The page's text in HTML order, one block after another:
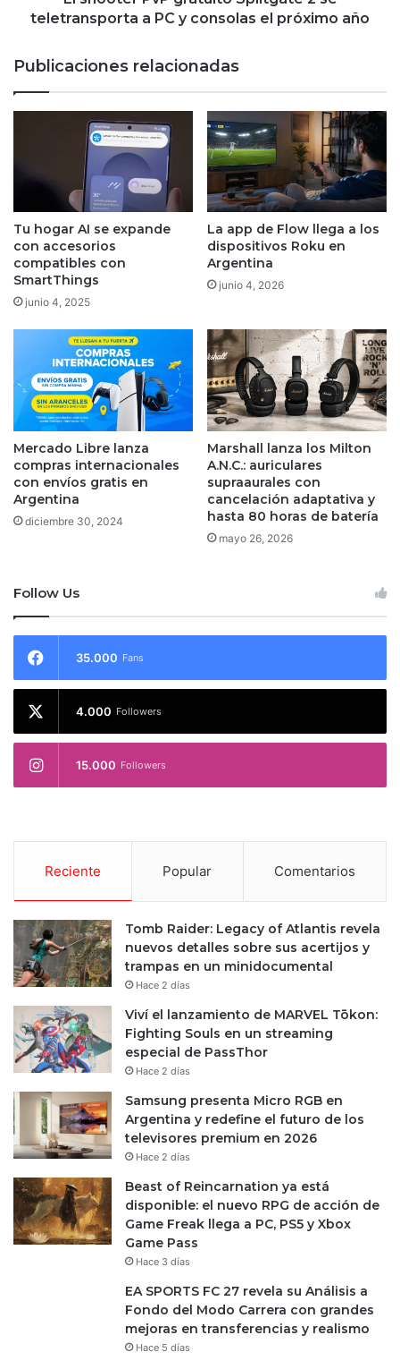
próximo
año
teletransporta a PC y consolas el próximo año
Publicaciones relacionadas
Tu hogar AI se expande
con accesorios
compatibles con
SmartThings
junio 4, 2025
La app de Flow llega a los
dispositivos Roku en
Argentina
junio 4, 2026
Mercado Libre lanza
compras internacionales
con envíos gratis en
Argentina
diciembre 30, 2024
Marshall lanza los Milton
A.N.C.: auriculares
supraaurales con
cancelación adaptativa y
hasta 80 horas de batería
mayo 26, 2026
Follow Us
35.000 Fans
4.000 Followers
15.000 Followers
Reciente Popular Comentarios
Tomb Raider: Legacy of Atlantis revela
nuevos detalles sobre sus acertijos y
trampas en un minidocumental
Hace 2 días
Viví el lanzamiento de MARVEL Tōkon:
Fighting Souls en un streaming
especial de PassThor
Hace 2 días
Samsung presenta Micro RGB en
Argentina y redefine el futuro de los
televisores premium en 2026
Hace 2 días
Beast of Reincarnation ya está
disponible: el nuevo RPG de acción de
Game Freak llega a PC, PS5 y Xbox
Game Pass
Hace 3 días
EA SPORTS FC 27 revela su Análisis a
Fondo del Modo Carrera con grandes
mejoras en transferencias y realismo
Hace 5 días